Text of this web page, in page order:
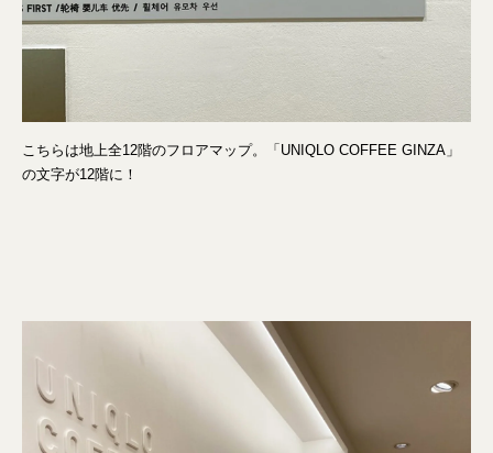
こちらは地上全12階のフロアマップ。「UNIQLO COFFEE GINZA」
の文字が12階に！